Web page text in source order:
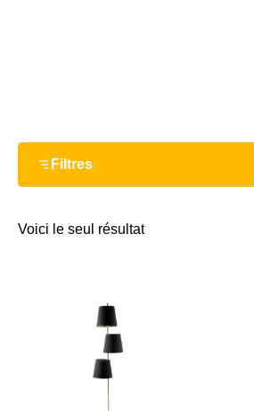
Filtres
Voici le seul résultat